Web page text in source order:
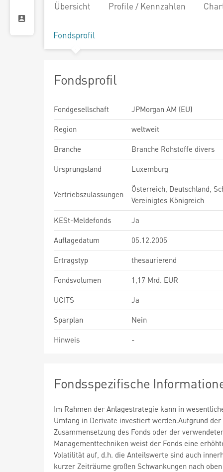
Übersicht Profile / Kennzahlen
Fondsprofil
Fondsprofil
Fondgesellschaft
JPMorgan AM (EU)
Region
weltweit
Branche
Branche Rohstoffe divers
Ursprungsland
Luxemburg
Vertriebszulassungen
Österreich, Deutschland,
Vereinigtes Königreich
KESt-Meldefonds
Ja
Auflagedatum
05.12.2005
Ertragstyp
thesaurierend
Fondsvolumen
1,17 Mrd. EUR
UCITS
Ja
Sparplan
Nein
Hinweis
-
Fondsspezifische
Im Rahmen der Anlagestrategie kann in
Umfang in Derivate investiert werden.Aufgrund der
Zusammensetzung des Fonds oder der
Managementtechniken weist der Fonds eine
Volatilität auf, d.h. die Anteilswerte sind auch
kurzer Zeiträume großen Schwankungen nach